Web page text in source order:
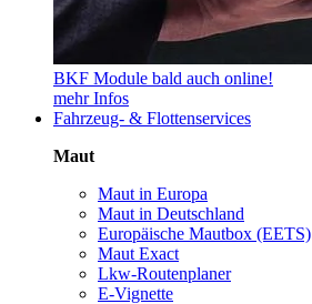
BKF Module bald auch online!
mehr Infos
Fahrzeug- & Flottenservices
Maut
Maut in Europa
Maut in Deutschland
Europäische Mautbox (EETS)
Maut Exact
Lkw-Routenplaner
E-Vignette